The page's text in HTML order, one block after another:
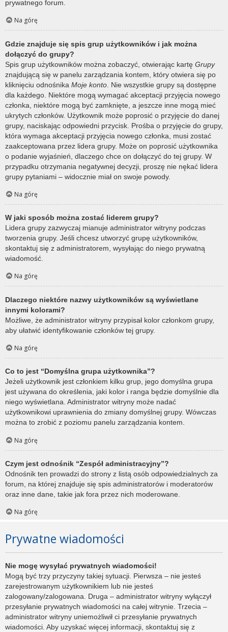
prywatnego forum.
Na górę
Gdzie znajduje się spis grup użytkowników i jak można
dołączyć do grupy?
Spis grup użytkowników można zobaczyć, otwierając kartę Grupy
znajdującą się w panelu zarządzania kontem, który otwiera się po
kliknięciu odnośnika Moje konto . Nie wszystkie grupy są dostępne
dla każdego. Niektóre mogą wymagać akceptacji przyjęcia nowego
członka, niektóre mogą być zamknięte, a jeszcze inne mogą mieć
ukrytych członków. Użytkownik może poprosić o przyjęcie do danej
grupy, naciskając odpowiedni przycisk. Prośba o przyjęcie do grupy,
która wymaga akceptacji przyjęcia nowego członka, musi zostać
zaakceptowana przez lidera grupy. Może on poprosić użytkownika
o podanie wyjaśnień, dlaczego chce on dołączyć do tej grupy. W
przypadku otrzymania negatywnej decyzji, proszę nie nękać lidera
grupy pytaniami – widocznie miał on swoje powody.
Na górę
W jaki sposób można zostać liderem grupy?
Lidera grupy zazwyczaj mianuje administrator witryny podczas
tworzenia grupy. Jeśli chcesz utworzyć grupę użytkowników,
skontaktuj się z administratorem, wysyłając do niego prywatną
wiadomość.
Na górę
Dlaczego niektóre nazwy użytkowników są wyświetlane
innymi kolorami?
Możliwe, że administrator witryny przypisał kolor członkom grupy,
aby ułatwić identyfikowanie członków tej grupy.
Na górę
Co to jest “Domyślna grupa użytkownika”?
Jeżeli użytkownik jest członkiem kilku grup, jego domyślna grupa
jest używana do określenia, jaki kolor i ranga będzie domyślnie dla
niego wyświetlana. Administrator witryny może nadać
użytkownikowi uprawnienia do zmiany domyślnej grupy. Wówczas
można to zrobić z poziomu panelu zarządzania kontem.
Na górę
Czym jest odnośnik “Zespół administracyjny”?
Odnośnik ten prowadzi do strony z listą osób odpowiedzialnych za
forum, na której znajduje się spis administratorów i moderatorów
oraz inne dane, takie jak fora przez nich moderowane.
Na górę
Prywatne wiadomości
Nie mogę wysyłać prywatnych wiadomości!
Mogą być trzy przyczyny takiej sytuacji. Pierwsza – nie jesteś
zarejestrowanym użytkownikiem lub nie jesteś
zalogowany/zalogowana. Druga – administrator witryny wyłączył
przesyłanie prywatnych wiadomości na całej witrynie. Trzecia –
administrator witryny uniemożliwił ci przesyłanie prywatnych
wiadomości. Aby uzyskać więcej informacji, skontaktuj się z